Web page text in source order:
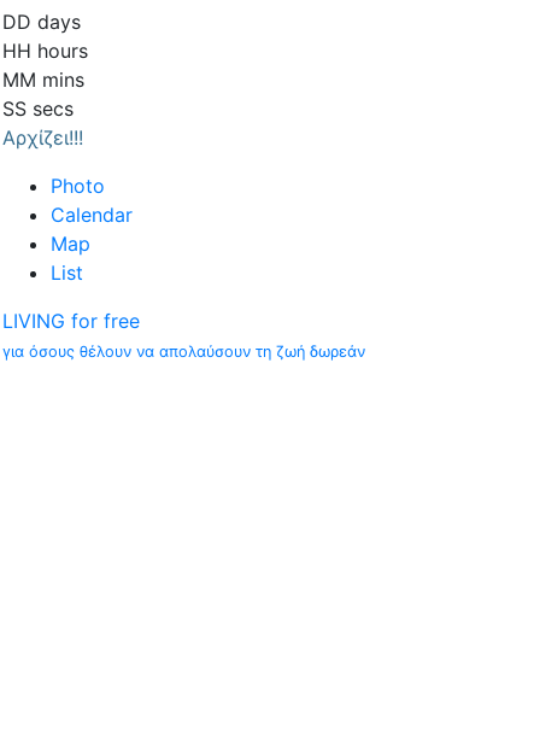
DD days
HH hours
MM mins
SS secs
Αρχίζει!!!
Photo
Calendar
Map
List
LIVING for free
για όσους θέλουν να απολαύσουν τη ζωή δωρεάν